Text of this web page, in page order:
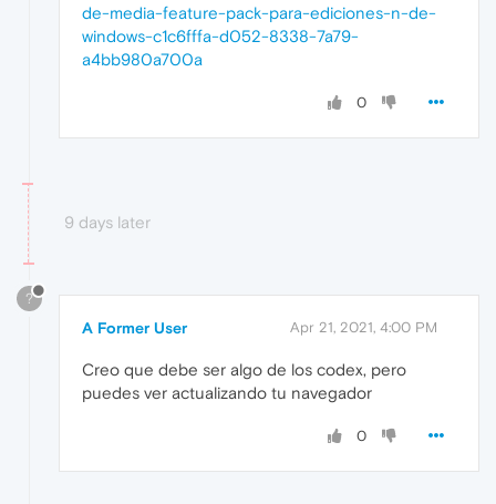
de-media-feature-pack-para-ediciones-n-de-
windows-c1c6fffa-d052-8338-7a79-
a4bb980a700a
0
9 days later
?
A Former User Apr 21, 2021, 4:00 PM
Creo que debe ser algo de los codex, pero
puedes ver actualizando tu navegador
0